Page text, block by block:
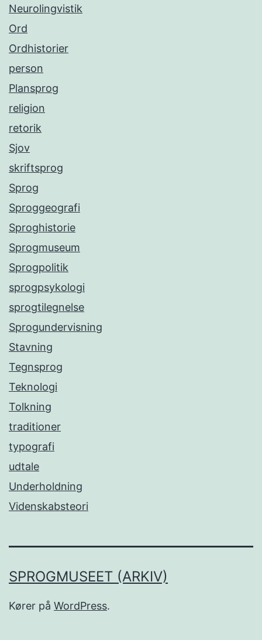
Neurolingvistik
Ord
Ordhistorier
person
Plansprog
religion
retorik
Sjov
skriftsprog
Sprog
Sproggeografi
Sproghistorie
Sprogmuseum
Sprogpolitik
sprogpsykologi
sprogtilegnelse
Sprogundervisning
Stavning
Tegnsprog
Teknologi
Tolkning
traditioner
typografi
udtale
Underholdning
Videnskabsteori
SPROGMUSEET (ARKIV)
Kører på WordPress.